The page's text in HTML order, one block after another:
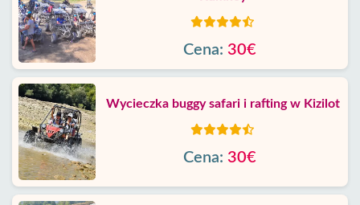
Cena: 30€
Wycieczka buggy safari i rafting w Kizilot
Cena: 30€